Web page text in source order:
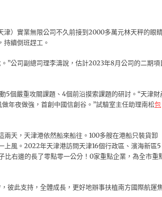
津）實業無限公司不久前接到2000多萬元林天秤的眼
持續倒班趕工。
”公司副總司理李濤說，估計2023年8月公司的二期項
個嚴重攻關課題、4個前沿摸索課題的研討。“天津財
年夜做強，首創中國信創谷。”試驗室主任助理南松包
兩天，天津港依然船來船往。100多艘在港船只裝貨卸
風。2022年天津港訪問天津16個行政區、濱海新區5
比右邊的長了零點零一公分！0家重點企業，為全市重
彼此支持，全體成長，更好地辦事扶植南方國際航運